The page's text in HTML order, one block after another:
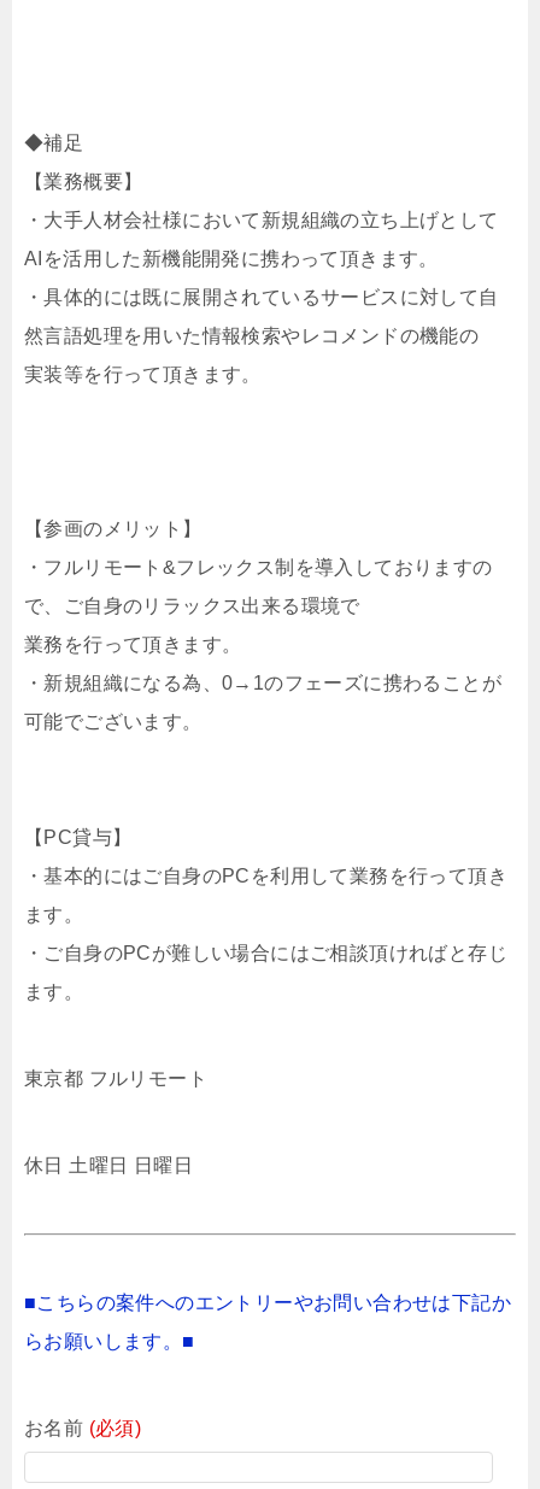
◆補足
【業務概要】
・大手人材会社様において新規組織の立ち上げとして
AIを活用した新機能開発に携わって頂きます。
・具体的には既に展開されているサービスに対して自
然言語処理を用いた情報検索やレコメンドの機能の
実装等を行って頂きます。
【参画のメリット】
・フルリモート&フレックス制を導入しておりますの
で、ご自身のリラックス出来る環境で
業務を行って頂きます。
・新規組織になる為、0→1のフェーズに携わることが
可能でございます。
【PC貸与】
・基本的にはご自身のPCを利用して業務を行って頂き
ます。
・ご自身のPCが難しい場合にはご相談頂ければと存じ
ます。
東京都 フルリモート
休日 土曜日 日曜日
■こちらの案件へのエントリーやお問い合わせは下記か
らお願いします。■
お名前 (必須)